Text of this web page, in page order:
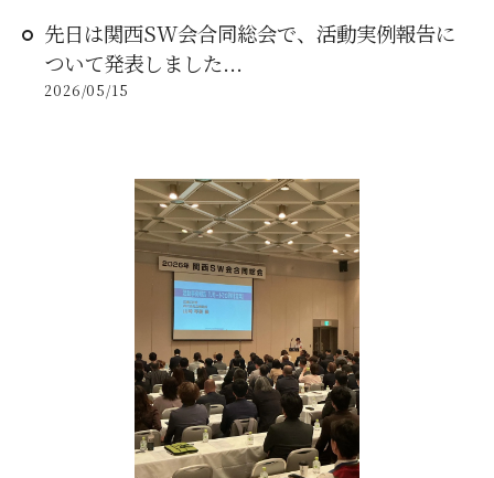
先日は関西SW会合同総会で、活動実例報告に
ついて発表しました...
2026/05/15